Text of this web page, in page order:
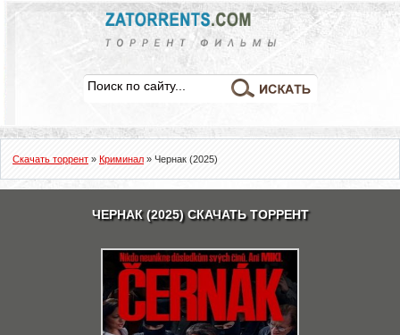
Скачать торрент » Криминал » Чернак (2025)
ЧЕРНАК (2025) СКАЧАТЬ ТОРРЕНТ